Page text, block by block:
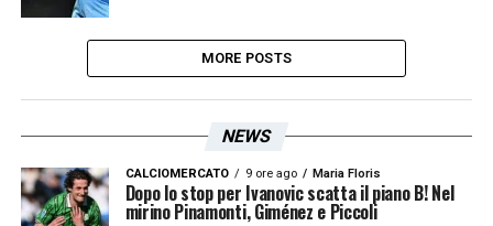
MORE POSTS
NEWS
CALCIOMERCATO 9 ore ago Maria Floris
Dopo lo stop per Ivanovic scatta il piano B! Nel
mirino Pinamonti, Giménez e Piccoli